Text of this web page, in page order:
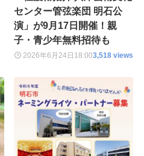
センター管弦楽団 明石公
演」が9月17日開催！親
子・青少年無料招待も
2026年6月24日 18:003,518 views